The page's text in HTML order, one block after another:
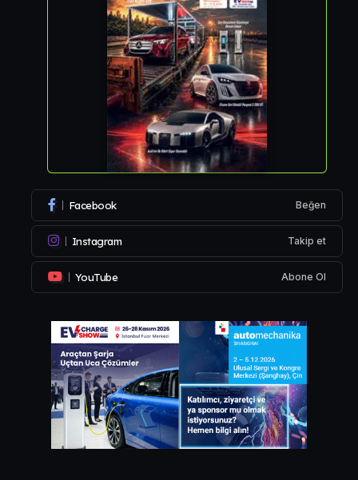
Facebook Beğen
Instagram Takip et
YouTube Abone Ol